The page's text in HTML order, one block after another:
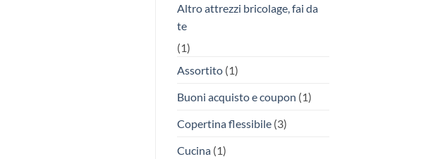
Altro attrezzi bricolage, fai da
te
(1)
Assortito(1)
Buoni acquisto e coupon (1)
Copertina flessibile(3)
Cucina(1)